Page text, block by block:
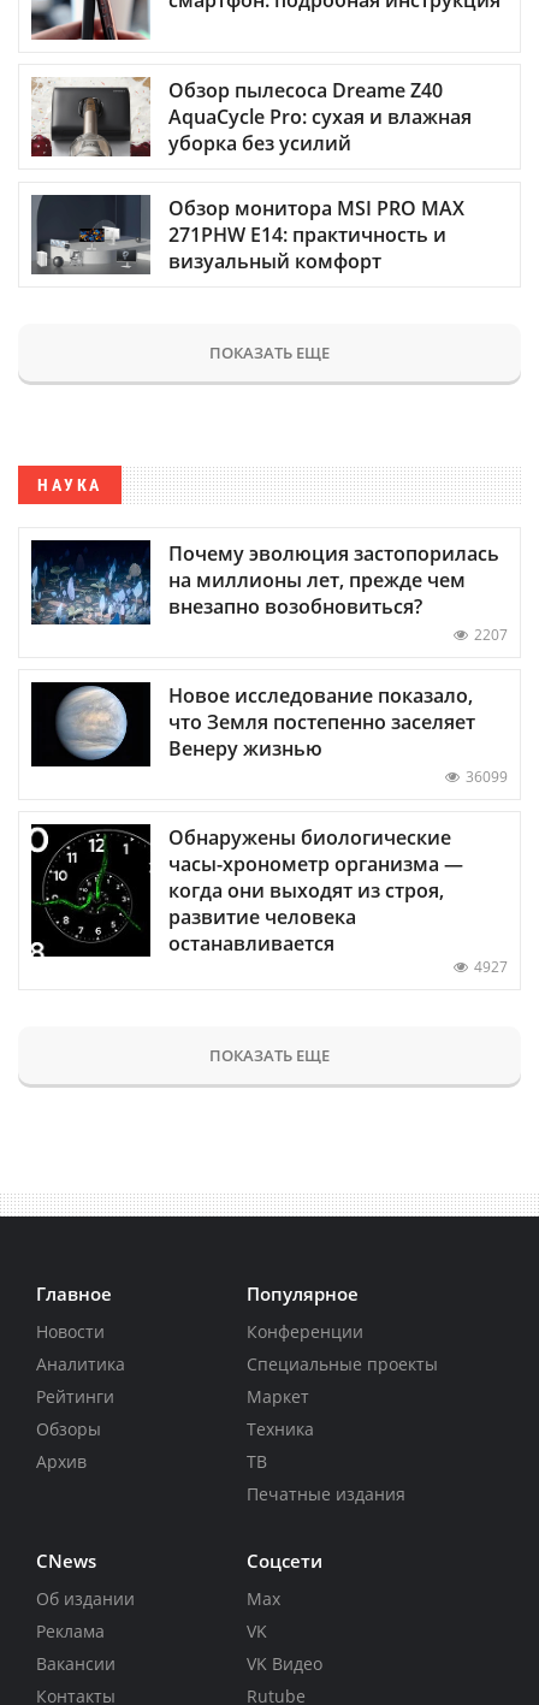
Обзор пылесоса Dreame Z40
AquaCycle Pro: сухая и влажная
уборка без усилий
Обзор монитора MSI PRO MAX
271PHW E14: практичность и
визуальный комфорт
ПОКАЗАТЬ ЕЩЕ
НАУКА
Почему эволюция застопорилась
на миллионы лет, прежде чем
внезапно возобновиться?
2207
Новое исследование показало,
что Земля постепенно заселяет
Венеру жизнью
36099
Обнаружены биологические
часы-хронометр организма —
когда они выходят из строя,
развитие человека
останавливается
4927
ПОКАЗАТЬ ЕЩЕ
Главное
Новости
Аналитика
Рейтинги
Обзоры
Архив
Популярное
Конференции
Специальные проекты
Маркет
Техника
ТВ
Печатные издания
CNews
Об издании
Реклама
Вакансии
Контакты
Соцсети
Max
VK
VK Видео
Rutube